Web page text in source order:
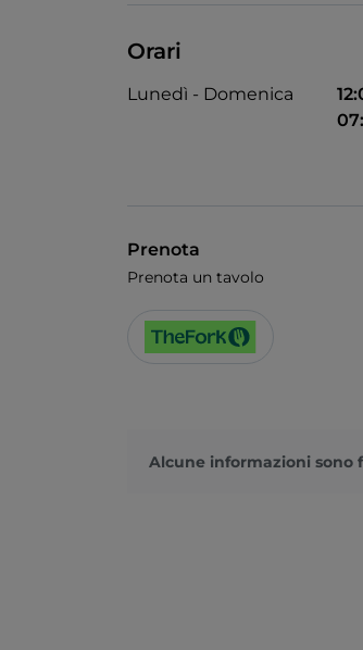
Orari
Lunedì - Domenica
Prenota
Prenota un tavolo
Alcune informazioni sono